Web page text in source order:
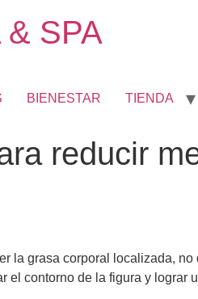
SPA
BIENESTAR TIENDA
reducir
la grasa corporal localizada,
el contorno de la figura y lograr